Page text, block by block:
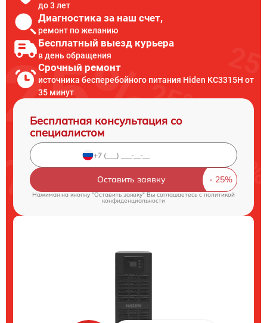
до 3 лет
Диагностика за наш счет,
ремонт по желанию
Бесплатный выезд курьера
в день обращения
Срочный ремонт
источника бесперебойного питания Hiden KC3315H от
35 минут
Бесплатная консультация со
специалистом
Оставить заявку
Нажимая на кнопку "Оставить заявку" Вы соглашаетесь c политикой
конфиденциальности